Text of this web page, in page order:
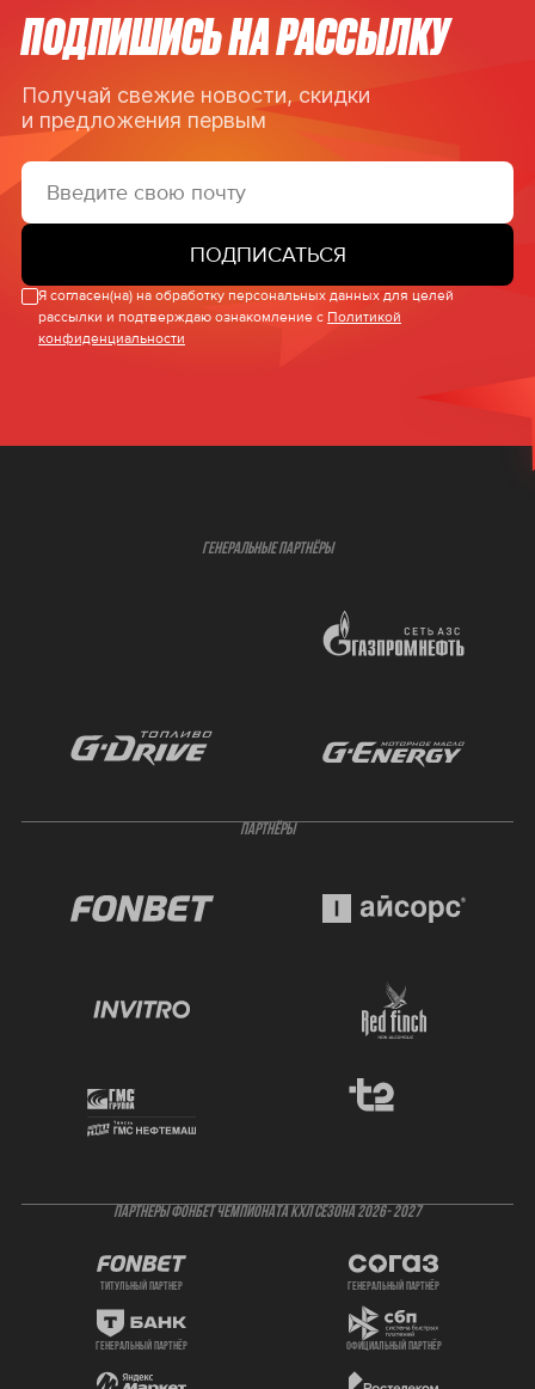
ПОДПИШИСЬ НА РАССЫЛКУ
Получай свежие новости, скидки
и предложения первым
ПОДПИСАТЬСЯ
Я согласен(на) на обработку персональных данных для целей
рассылки и подтверждаю ознакомление с Политикой
конфиденциальности
ГЕНЕРАЛЬНЫЕ ПАРТНЁРЫ
ПАРТНЁРЫ
ПАРТНЕРЫ ФОНБЕТ ЧЕМПИОНАТА КХЛ СЕЗОНА 2026- 2027
титульный партнер генеральный партнёр
генеральный партнёр официальный партнёр